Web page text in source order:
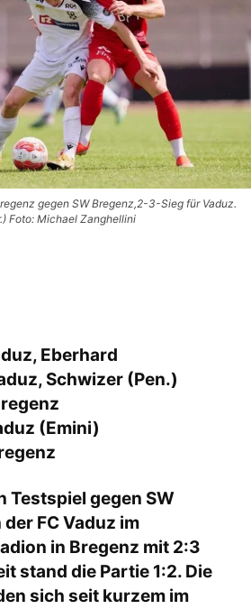
gegen SW Bregenz,2-3-Sieg für Vaduz.
Foto: Michael Zanghellini
Eberhard
Schwizer (Pen.)
(Emini)
Testspiel gegen SW
FC Vaduz im
in Bregenz mit 2:3
stand die Partie 1:2. Die
sich seit kurzem im